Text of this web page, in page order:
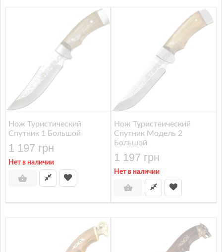
Нож Туристический
Спутник 1 Большой
1 197 грн
Нет в наличии
Нож Туристеический
Спутник Модель 2
Большой
1 197 грн
Нет в наличии